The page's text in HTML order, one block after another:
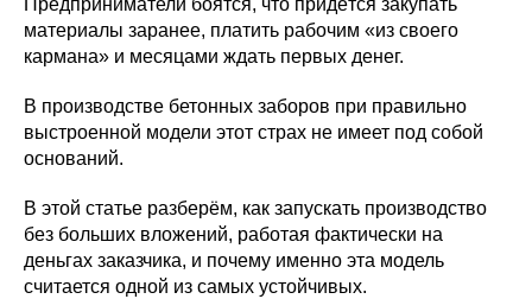
Предприниматели боятся, что придётся закупать
материалы заранее, платить рабочим «из своего
кармана» и месяцами ждать первых денег.
В производстве бетонных заборов при правильно
выстроенной модели этот страх не имеет под собой
оснований.
В этой статье разберём, как запускать производство
без больших вложений, работая фактически на
деньгах заказчика, и почему именно эта модель
считается одной из самых устойчивых.